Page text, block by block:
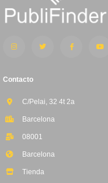
Contacto
C/Pelai, 32 4t 2a
Barcelona
08001
Barcelona
Tienda